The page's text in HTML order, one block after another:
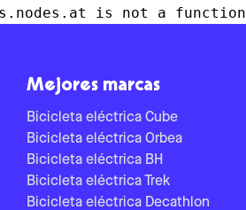
is not a function
Mejores marcas
Bicicleta eléctrica Cube
Bicicleta eléctrica Orbea
Bicicleta eléctrica BH
Bicicleta eléctrica Trek
Bicicleta eléctrica Decathlon